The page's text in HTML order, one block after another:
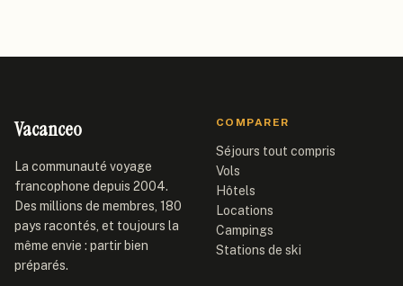
Vacanceo
La communauté voyage
francophone depuis 2004.
Des millions de membres, 180
pays racontés, et toujours la
même envie : partir bien
préparés.
COMPARER
Séjours tout compris
Vols
Hôtels
Locations
Campings
Stations de ski